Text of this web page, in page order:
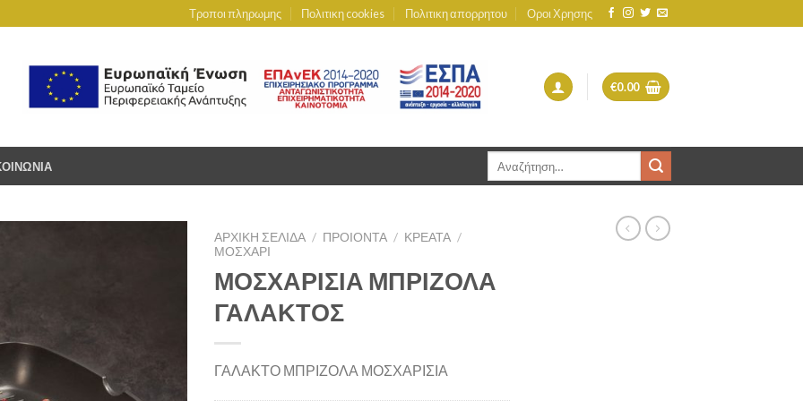
Τροποι πληρωμης Πολιτικη cookies Πολιτικη απορρητου Οροι Χρησης
€0.00
ΑΡΧΙΚΉ ΣΕΛΊΔΑ / ΠΡΟΙΟΝΤΑ / ΚΡΕΑΤΑ /
ΜΟΣΧΆΡΙ
ΜΟΣΧΑΡΙΣΙΑ ΜΠΡΙΖΟΛΑ
ΓΑΛΑΚΤΟΣ
ΓΑΛΑΚΤΟ ΜΠΡΙΖΟΛΑ ΜΟΣΧΑΡΙΣΙΑ